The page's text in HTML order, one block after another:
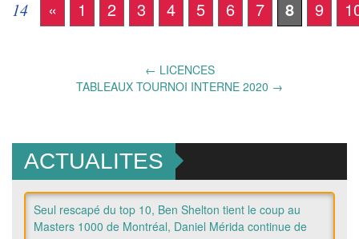
14
« 1 2 3 4 5 6 7 8 9
← LICENCES
TABLEAUX TOURNOI INTERNE 2020 →
ACTUALITES
Seul rescapé du top 10, Ben Shelton tient le coup au
Masters 1000 de Montréal, Daniel Mérida continue de